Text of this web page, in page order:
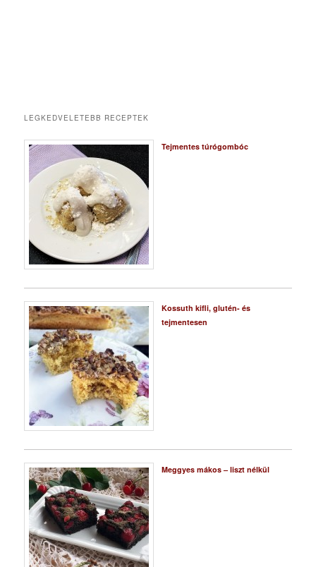
LEGKEDVELETEBB RECEPTEK
Tejmentes túrógombóc
Kossuth kifli, glutén- és
tejmentesen
Meggyes mákos – liszt nélkül